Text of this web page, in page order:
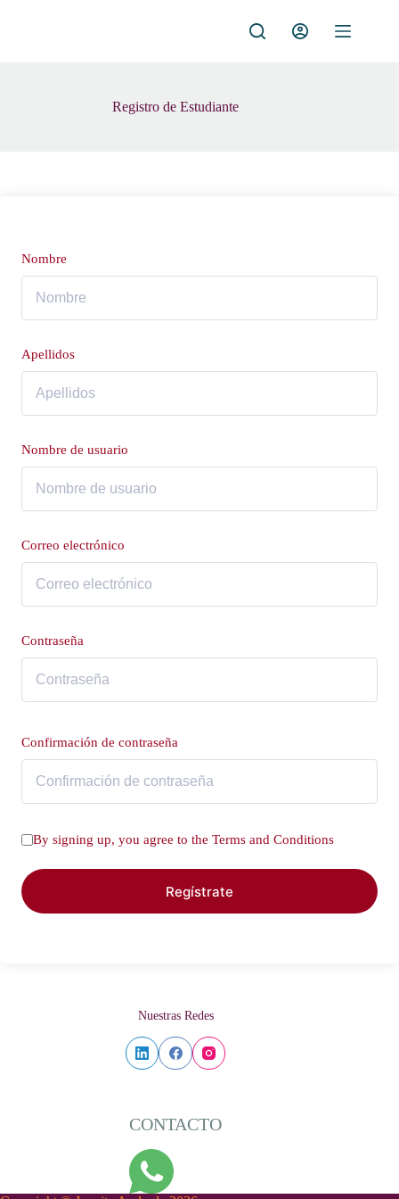
Registro de Estudiante
Nombre
Apellidos
Nombre de usuario
Correo electrónico
Contraseña
Confirmación de contraseña
By signing up, you agree to the Terms and Conditions
Regístrate
Nuestras Redes
CONTACTO